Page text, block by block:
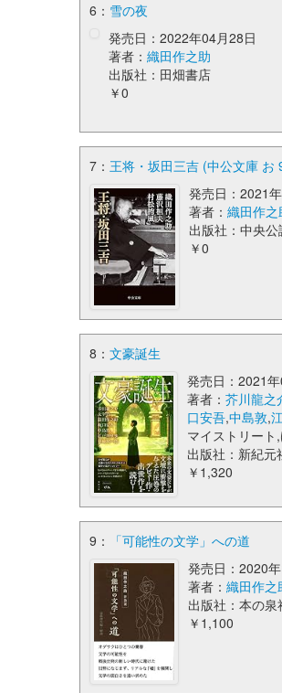
6： 雪の夜
発売日：2022年04月28日
著者： 織田作之助
出版社：田畑書店
￥0
7： 王将・坂田三吉 (中公文庫 お
発売日：2021
著者： 織田作之
出版社：中央公
￥0
8： 文豪誕生
発売日：2021
著者：芥川龍之
口安吾,中島敦,
マイストリート
出版社：新紀元
￥1,320
9：
「可能性の文学」への道
発売日：2020
著者： 織田作之
出版社：本の泉
￥1,100